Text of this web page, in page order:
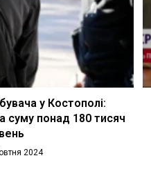
у Костополі:
суму понад 180 тисяч
2024